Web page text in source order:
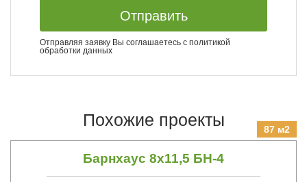
Отправить
Отправляя заявку Вы соглашаетесь с политикой
обработки данных
Похожие проекты 87 м2
Барнхаус 8х11,5 БН-4